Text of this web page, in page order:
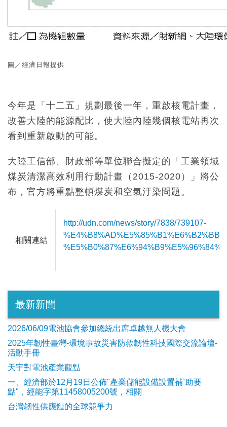
圖／經濟日報提供
今年是「十二五」規劃最後一年，重啟核電計畫，
改善大陸的能源配比，使大陸內陸幾個核電站再次
看到重新啟動的可能。
大陸工信部、財政部等單位聯合擬定的「工業領域
煤炭清潔高效利用行動計畫（2015-2020）」將公
布，官方將重點整頓煤炭和空氣汙染問題。
相關連結
http://udn.com/news/story/7838/739107-
最新新聞
2026/06/09電池協會參加總統出席卓越無人機大會
2025年韌性臺灣-環境事故災害防救韌性科技國際交流論壇-
活動手冊
天宇對電池產業觀點
​一、經濟部於12月19日公佈"產業儲能設備設置補ˋ助要
點"，經能字第11458005200號，相關
台灣韌性供應鏈的全球競爭力